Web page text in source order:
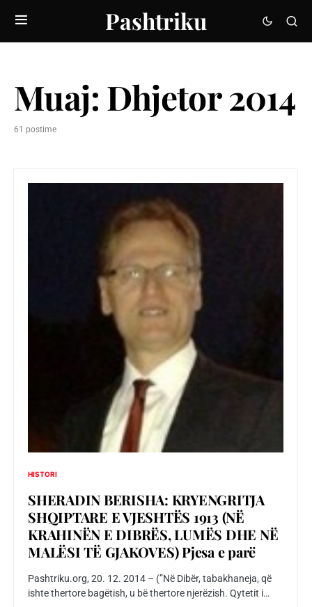
Pashtriku
Muaj: Dhjetor 2014
61 postime
HISTORI
SHERADIN BERISHA: KRYENGRITJA
SHQIPTARE E VJESHTËS 1913 (NË
KRAHINËN E DIBRËS, LUMËS DHE NË
MALËSI TË GJAKOVES) Pjesa e parë
Pashtriku.org, 20. 12. 2014 – (”Në Dibër, tabakhaneja, që
ishte thertore bagëtish, u bë thertore njerëzish. Qytetit i…